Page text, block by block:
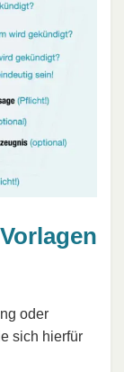
oder
sich hierfür